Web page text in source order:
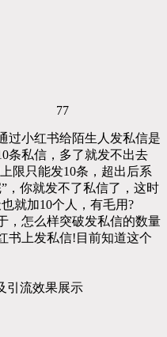
77
过小红书给陌生人发私信是
条私信，多了就发不出去
限只能发10条，超出后系
，你就发不了私信了，这时
就加10个人，有毛用?
，怎么样突破发私信的数量
书上发私信!目前知道这个
引流效果展示